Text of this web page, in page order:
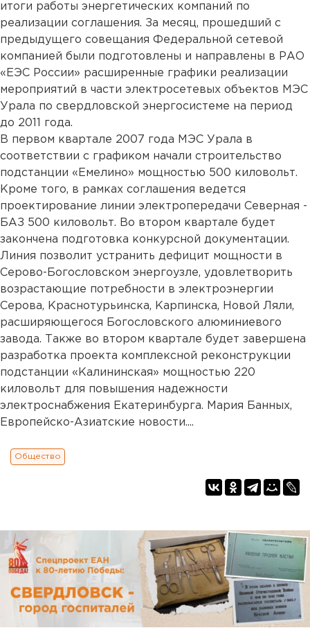
итоги работы энергетических компаний по
реализации соглашения. За месяц, прошедший с
предыдущего совещания Федеральной сетевой
компанией были подготовлены и направлены в РАО
«ЕЭС России» расширенные графики реализации
мероприятий в части электросетевых объектов МЭС
Урала по свердловской энергосистеме на период
до 2011 года.
В первом квартале 2007 года МЭС Урала в
соответствии с графиком начали строительство
подстанции «Емелино» мощностью 500 киловольт.
Кроме того, в рамках соглашения ведется
проектирование линии электропередачи Северная -
БАЗ 500 киловольт. Во втором квартале будет
закончена подготовка конкурсной документации.
Линия позволит устранить дефицит мощности в
Серово-Богословском энергоузле, удовлетворить
возрастающие потребности в электроэнергии
Серова, Краснотурьинска, Карпинска, Новой Ляли,
расширяющегося Богословского алюминиевого
завода. Также во втором квартале будет завершена
разработка проекта комплексной реконструкции
подстанции «Калининская» мощностью 220
киловольт для повышения надежности
электроснабжения Екатеринбурга. Мария Банных,
Европейско-Азиатские новости....
Общество